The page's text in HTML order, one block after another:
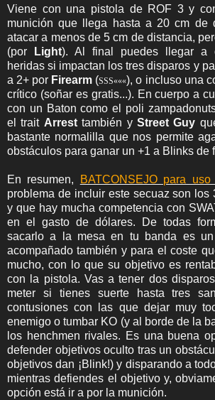
Viene con una pistola de ROF 3 y
munición que llega hasta a 20 cm de
atacar a menos de 5 cm de distancia,
(por
Light). Al final puedes llegar a
heridas si impactan los tres disparos y
a 2+ por Firearm (SSS«««), o incluso una
crítico (soñar es gratis...). En cuerpo a
con un Baton como el poli
el trait Arresttambién yStreet Guy
bastante normalilla que nos permite
obstáculos para ganar un +1 a Blinks de
En resumen, BATCONSEJO para uso
problema de incluir este secuaz son los
y que hay mucha competencia con
en el gasto de dólares. De todas
sacarlo a la mesa en tu banda es
acompañado también y para el coste
mucho, con lo que su objetivo es
con la pistola. Vas a tener dos
meter si tienes suerte hasta tres
contusiones con las que dejar muy
enemigo o tumbar KO (y al borde de la
los henchmen rivales. Es una buena
defender objetivos oculto tras un
objetivos dan ¡Blink!) y disparando a
mientras defiendes el objetivo y,
opción está ir a por la munición.